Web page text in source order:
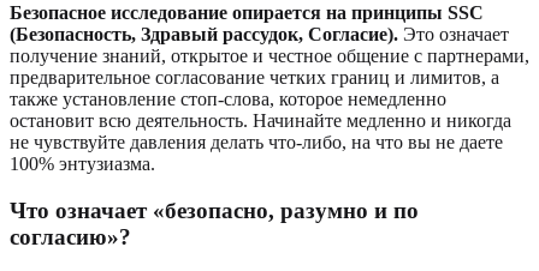
Безопасное исследование опирается на принципы SSC
(Безопасность, Здравый рассудок, Согласие). Это означает
получение знаний, открытое и честное общение с партнерами,
предварительное согласование четких границ и лимитов, а
также установление стоп-слова, которое немедленно
остановит всю деятельность. Начинайте медленно и никогда
не чувствуйте давления делать что-либо, на что вы не даете
100% энтузиазма.
Что означает «безопасно, разумно и по
согласию»?